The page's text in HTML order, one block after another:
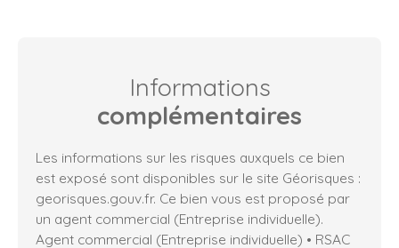
Informations
complémentaires
Les informations sur les risques auxquels ce bien
est exposé sont disponibles sur le site Géorisques :
georisques.gouv.fr. Ce bien vous est proposé par
un agent commercial (Entreprise individuelle).
Agent commercial (Entreprise individuelle) • RSAC